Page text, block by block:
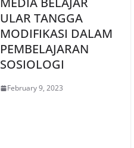
ULAR TANGGA
MODIFIKASI DALAM
PEMBELAJARAN
SOSIOLOGI
February 9, 2023